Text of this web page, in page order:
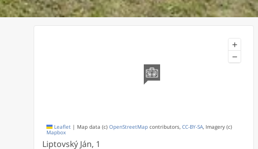
+
−
Leaflet | Map data (c) OpenStreetMap contributors, CC-BY-SA, Imagery (c)
Mapbox
Liptovský Ján, 1